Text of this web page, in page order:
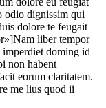
odio dignissim qui
dolore te feugait
liber tempor
doming id
non habent
eorum claritatem.
me lius quod ii